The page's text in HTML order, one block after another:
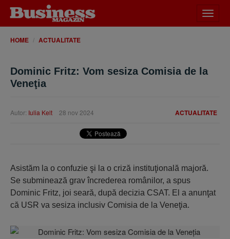
meniu
HOME ACTUALITATE
Dominic Fritz: Vom sesiza Comisia de la
Veneţia
ACTUALITATE
Autor: Iulia Kelt 28 nov 2024
Asistăm la o confuzie şi la o criză instituţională majoră.
Se subminează grav încrederea românilor, a spus
Dominic Fritz, joi seară, după decizia CSAT. El a anunţat
că USR va sesiza inclusiv Comisia de la Veneţia.